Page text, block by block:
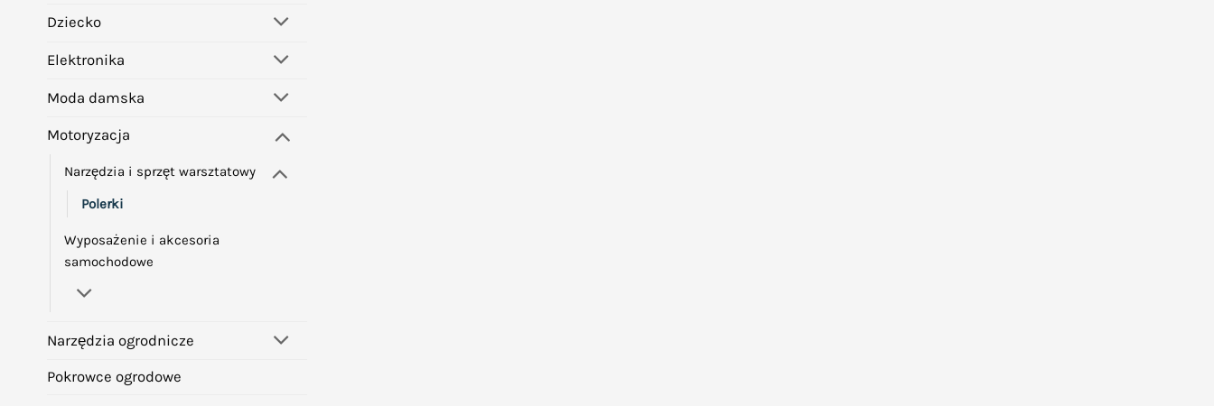
Dziecko
Elektronika
Moda damska
Motoryzacja
Narzędzia i sprzęt warsztatowy
Polerki
Wyposażenie i akcesoria
samochodowe
Narzędzia ogrodnicze
Pokrowce ogrodowe